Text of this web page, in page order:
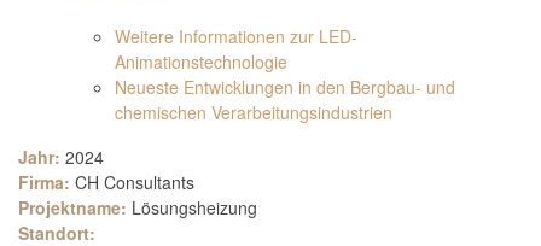
Weitere Informationen zur LED-
Animationstechnologie
Neueste Entwicklungen in den Bergbau- und
chemischen Verarbeitungsindustrien
Jahr: 2024
Firma: CH Consultants
Projektname: Lösungsheizung
Standort: